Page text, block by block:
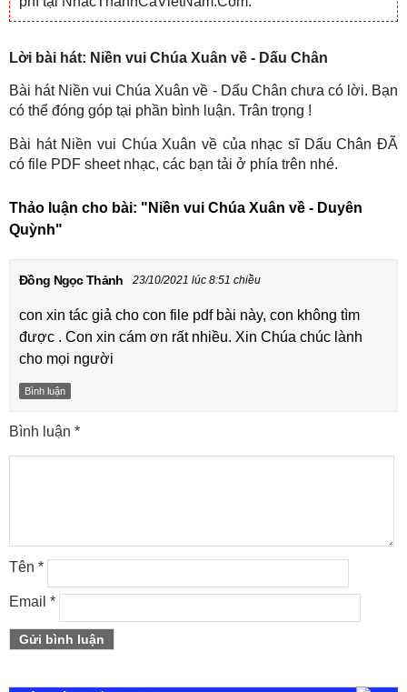
Lời bài hát: Niền vui Chúa Xuân về - Dấu Chân
Bài hát Niền vui Chúa Xuân về - Dấu Chân chưa có lời. Bạn
có thể đóng góp tại phần bình luận. Trân trọng !
Bài hát Niền vui Chúa Xuân về của nhạc sĩ Dấu Chân ĐÃ
có file PDF sheet nhạc, các bạn tải ở phía trên nhé.
Thảo luận cho bài: "Niền vui Chúa Xuân về - Duyên
Quỳnh"
Đồng Ngọc Thảnh 23/10/2021 lúc 8:51 chiều
con xin tác giả cho con file pdf bài này, con không tìm
được . Con xin cám ơn rất nhiều. Xin Chúa chúc lành
cho mọi người
Bình luận
Bình luận *
Tên *
Email *